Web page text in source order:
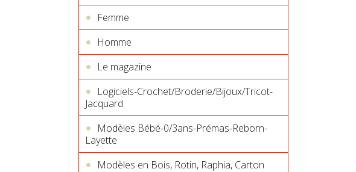
Femme
Homme
Le magazine
Logiciels-Crochet/Broderie/Bijoux/Tricot-
Jacquard
Modèles Bébé-0/3ans-Prémas-Reborn-
Layette
Modèles en Bois, Rotin, Raphia, Carton